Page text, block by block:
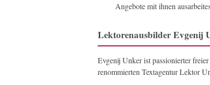
Angebote mit ihnen
Lektorenausbilder Evgenij
Evgenij Unker ist passionierter
renommierten Textagentur Lektor